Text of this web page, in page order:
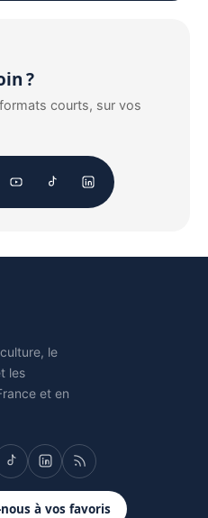
?
courts, sur vos
le
les
et en
à vos favoris